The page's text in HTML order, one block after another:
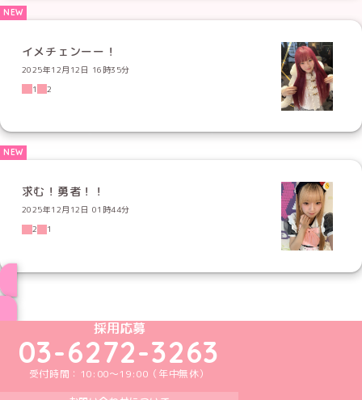
イメチェンーー！
2025年12月12日 16時35分
1
2
求む！勇者！！
2025年12月12日 01時44分
2
1
めいどりーみんTikTok公式アカウント
めいどりーみんX公式アカウント
めいどりーみんInstagram公式アカウント
めいどりーみんFacebook公式アカウン
めいどりーみんYouTube公式アカ
採用応募
03-6272-3263
受付時間：10:00～19:00（年中無休）